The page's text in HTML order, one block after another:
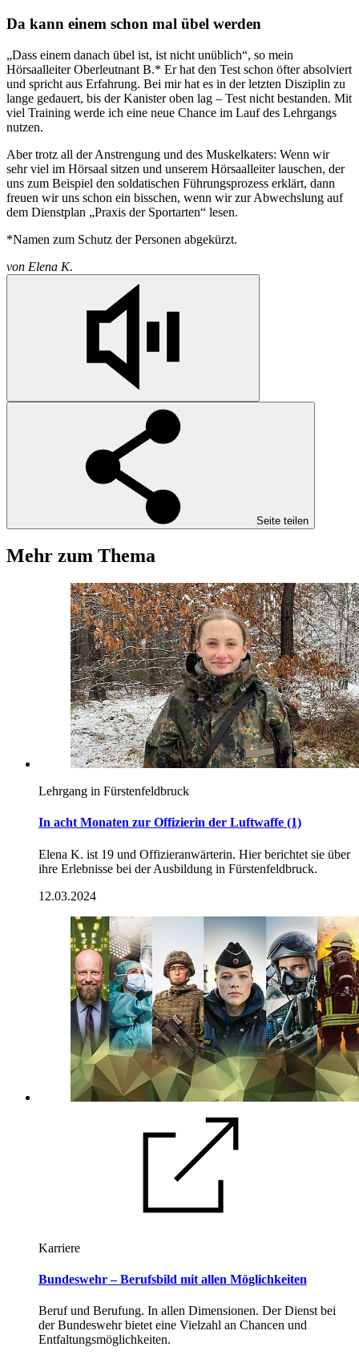
Da kann einem schon mal übel werden
„Dass einem danach übel ist, ist nicht unüblich“, so mein
Hörsaalleiter Oberleutnant B.* Er hat den Test schon öfter absolviert
und spricht aus Erfahrung. Bei mir hat es in der letzten Disziplin zu
lange gedauert, bis der Kanister oben lag – Test nicht bestanden. Mit
viel Training werde ich eine neue Chance im Lauf des Lehrgangs
nutzen.
Aber trotz all der Anstrengung und des Muskelkaters: Wenn wir
sehr viel im Hörsaal sitzen und unserem Hörsaalleiter lauschen, der
uns zum Beispiel den soldatischen Führungsprozess erklärt, dann
freuen wir uns schon ein bisschen, wenn wir zur Abwechslung auf
dem Dienstplan „Praxis der Sportarten“ lesen.
*Namen zum Schutz der Personen abgekürzt.
von Elena K.
Seite teilen
Mehr zum Thema
Lehrgang in Fürstenfeldbruck
In acht Monaten zur Offizierin der Luftwaffe (1)
Elena K. ist 19 und Offizieranwärterin. Hier berichtet sie über
ihre Erlebnisse bei der Ausbildung in Fürstenfeldbruck.
12.03.2024
Karriere
Bundeswehr – Berufsbild mit allen Möglichkeiten
Beruf und Berufung. In allen Dimensionen. Der Dienst bei
der Bundeswehr bietet eine Vielzahl an Chancen und
Entfaltungsmöglichkeiten.